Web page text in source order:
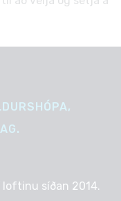
síðan 2014.